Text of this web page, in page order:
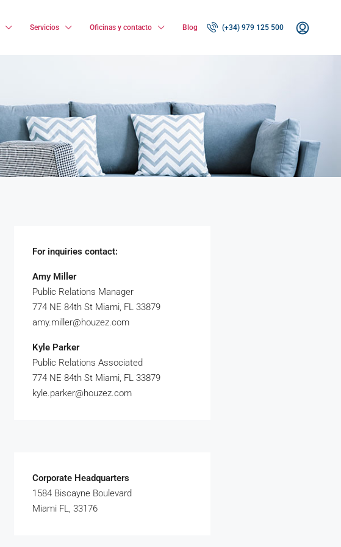
Servicios Oficinas y contacto Blog (+34) 979 125 500
For inquiries contact:
Amy Miller
Public Relations Manager
774 NE 84th St Miami, FL 33879
amy.miller@houzez.com
Kyle Parker
Public Relations Associated
774 NE 84th St Miami, FL 33879
kyle.parker@houzez.com
Corporate Headquarters
1584 Biscayne Boulevard
Miami FL, 33176